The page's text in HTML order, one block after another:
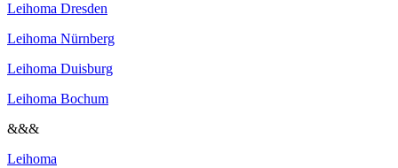
Leihoma Dresden
Leihoma Nürnberg
Leihoma Duisburg
Leihoma Bochum
&&&
Leihoma